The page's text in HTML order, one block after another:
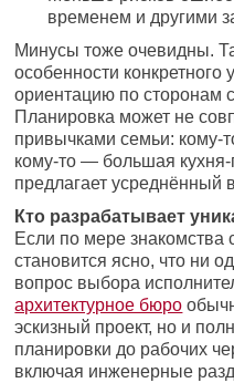
временем и другими
Минусы тоже очевидны.
особенности
ориентацию по сторонам
Планировка может не
привычками семьи: кому-
кому-то — большая
предлагает усреднённый
Кто разрабатывает
Если по мере
становится ясно, что ни
вопрос выбора
архитектурное бюро
эскизный проект, но и
планировки до рабочих
включая инженерные